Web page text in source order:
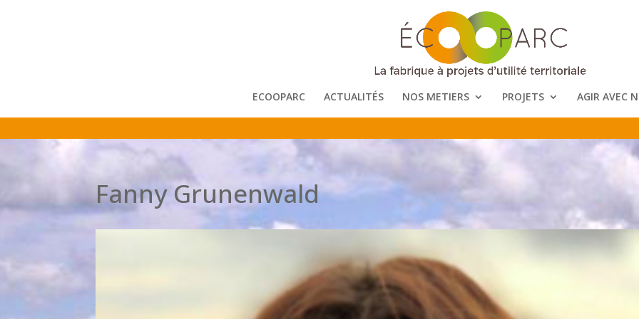
ECOOPARC ACTUALITÉS NOS METIERS PROJETS AGIR AVEC
Fanny Grunenwald